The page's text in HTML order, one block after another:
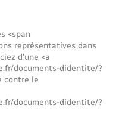
<span
représentatives dans
d'une <a
documents-didentite/?
contre le
documents-didentite/?